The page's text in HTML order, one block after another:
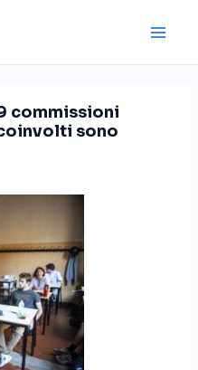
commissioni
sono